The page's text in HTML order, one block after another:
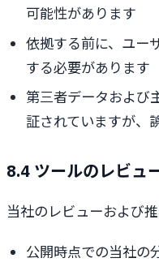
可能性があります
依拠する前に、ユー
する必要があります
第三者データおよび
証されていますが、
8.4 ツールのレビュ
当社のレビューおよび
公開時点での当社の